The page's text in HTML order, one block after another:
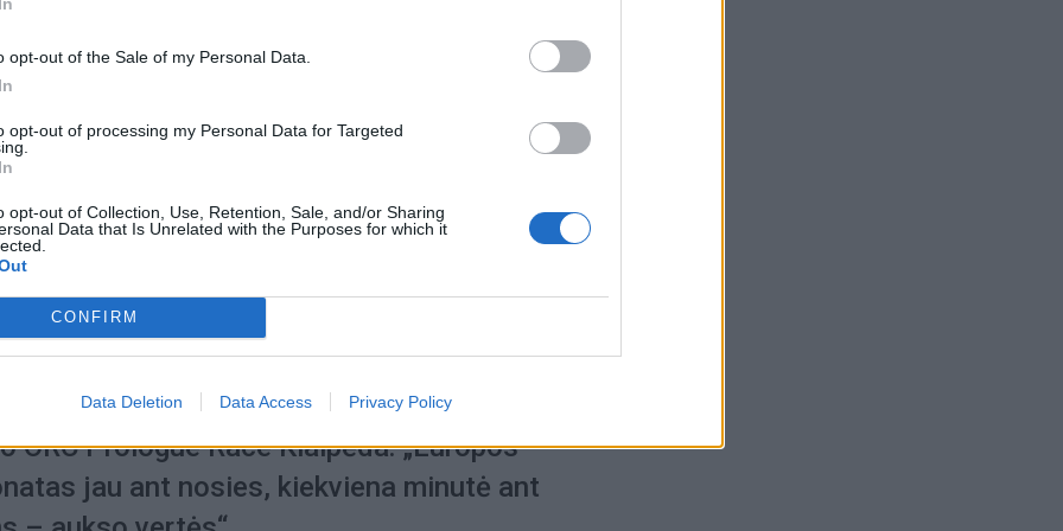
opt-out of the Sale of my Personal Data.
opt-out of processing my Personal Data for Targeted
opt-out of Collection, Use, Retention, Sale, and/or Sharing
Data that Is Unrelated with the Purposes for which it
CONFIRM
Data Deletion Data Access Privacy Policy
situacija jūroje: jachta „Valerie“ skubėjo į
konkurentams
2026-07-27 14:54
ORC Prologue Race Klaipėda: „Europos
jau ant nosies, kiekviena minutė ant